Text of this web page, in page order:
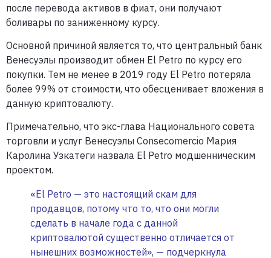
после перевода активов в фиат, они получают
боливары по заниженному курсу.
Основной причиной является то, что центральный банк
Венесуэлы производит обмен El Petro по курсу его
покупки. Тем не менее в 2019 году El Petro потеряла
более 99% от стоимости, что обесценивает вложения в
данную криптовалюту.
Примечательно, что экс-глава Национального совета
торговли и услуг Венесуэлы Consecomercio Мария
Каролина Узкатеги назвала El Petro модшенническим
проектом.
«El Petro — это настоящий скам для
продавцов, потому что то, что они могли
сделать в начале года с данной
криптовалютой существенно отличается от
нынешних возможностей», — подчеркнула